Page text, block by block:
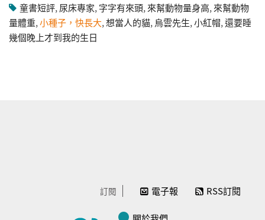
童書短評, 尿床專家, 字字有來頭, 來幫動物量身高, 來幫動物
量體重,小種子，快長大,想當人的貓, 烏雲先生,小紅帽,還要睡
幾個晚上才到我的生日
訂閱 電子報 RSS訂閱